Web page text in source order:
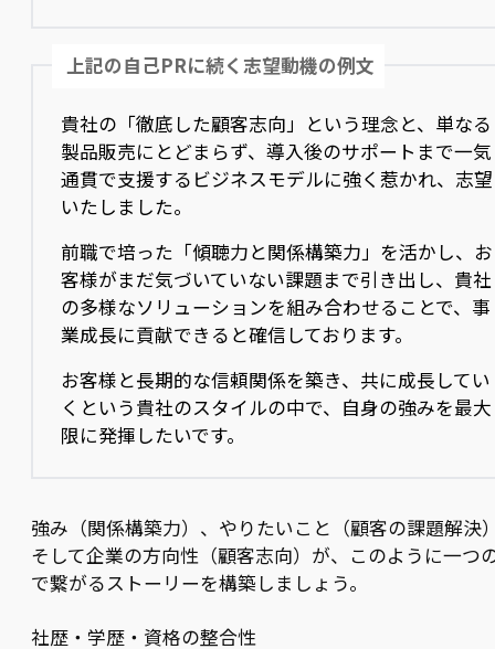
上記の自己PRに続く志望動機の例文
貴社の「徹底した顧客志向」という理念と、単なる
製品販売にとどまらず、導入後のサポートまで一気
通貫で支援するビジネスモデルに強く惹かれ、志望
いたしました。
前職で培った「傾聴力と関係構築力」を活かし、お
客様がまだ気づいていない課題まで引き出し、貴社
の多様なソリューションを組み合わせることで、事
業成長に貢献できると確信しております。
お客様と長期的な信頼関係を築き、共に成長してい
くという貴社のスタイルの中で、自身の強みを最大
限に発揮したいです。
強み（関係構築力）、やりたいこと（顧客の課題解決
そして企業の方向性（顧客志向）が、このように一つ
で繋がるストーリーを構築しましょう。
社歴・学歴・資格の整合性